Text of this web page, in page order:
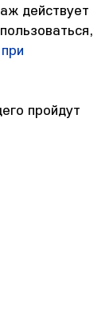
действует
при
пройдут